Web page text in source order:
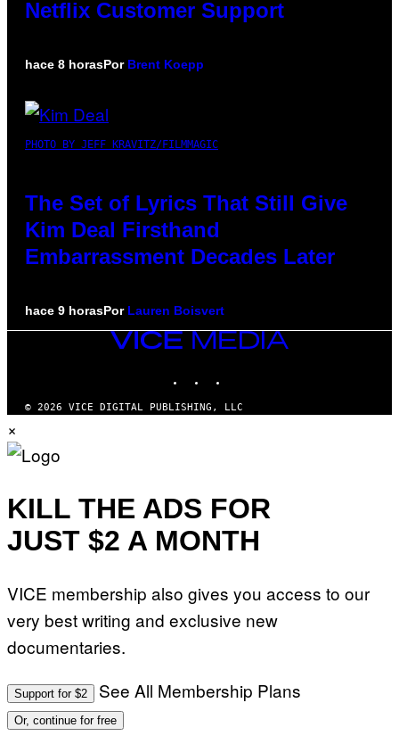
Netflix Customer Support
hace 8 horasPor Brent Koepp
PHOTO BY JEFF KRAVITZ/FILMMAGIC
The Set of Lyrics That Still Give
Kim Deal Firsthand
Embarrassment Decades Later
hace 9 horasPor Lauren Boisvert
VICE
© 2026 VICE DIGITAL PUBLISHING, LLC
×
KILL THE ADS FOR
JUST $2 A MONTH
VICE membership also gives you access to our
very best writing and exclusive new
documentaries.
Support for $2 See All Membership Plans
Or, continue for free